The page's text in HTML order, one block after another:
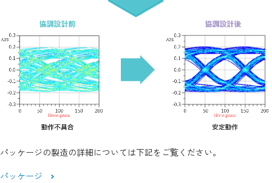
パッケージの製造の詳細については下記をご覧ください。
パッケージ